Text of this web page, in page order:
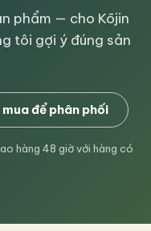
phẩm — cho Kōjin
tôi gợi ý đúng sản
mua để phân phối
hàng 48 giờ với hàng có